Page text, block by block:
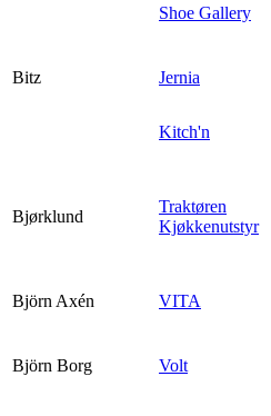
Shoe Gallery
Bitz
Jernia
Kitch'n
Bjørklund
Traktøren
Kjøkkenutstyr
Björn Axén VITA
Björn Borg Volt